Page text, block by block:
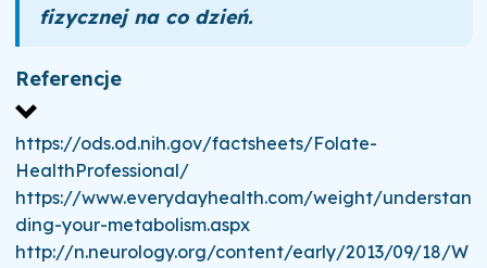
fizycznej na co dzień.
Referencje
https://ods.od.nih.gov/factsheets/Folate-
HealthProfessional/
https://www.everydayhealth.com/weight/understan
ding-your-metabolism.aspx
http://n.neurology.org/content/early/2013/09/18/W